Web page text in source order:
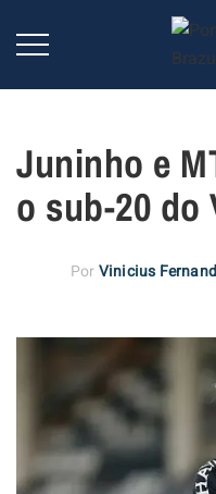
Juninho e
o sub-20 do
PorVinicius